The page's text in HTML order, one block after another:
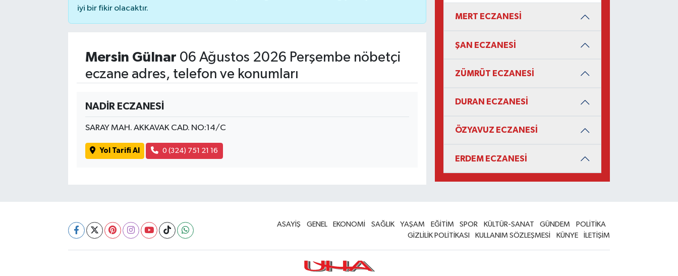
iyi bir fikir olacaktır.
Mersin Gülnar 06 Ağustos 2026 Perşembe nöbetçi
eczane adres, telefon ve konumları
NADİR ECZANESİ
SARAY MAH. AKKAVAK CAD. NO:14/C
Yol Tarifi Al 0 (324) 751 21 16
MERT ECZANESİ
ŞAN ECZANESİ
ZÜMRÜT ECZANESİ
DURAN ECZANESİ
ÖZYAVUZ ECZANESİ
ERDEM ECZANESİ
ASAYİŞ GENEL EKONOMİ SAĞLIK YAŞAM EĞİTİM SPOR KÜLTÜR-SANAT GÜNDEM
POLİTİKA
GİZLİLİK POLİTİKASI
KULLANIM SÖZLEŞMESİ KÜNYE İLETİŞİM
ÖZEL HABER